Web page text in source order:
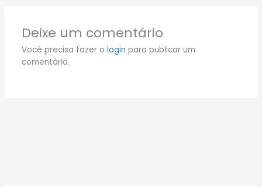
Deixe um comentário
Você precisa fazer o login para publicar um
comentário.